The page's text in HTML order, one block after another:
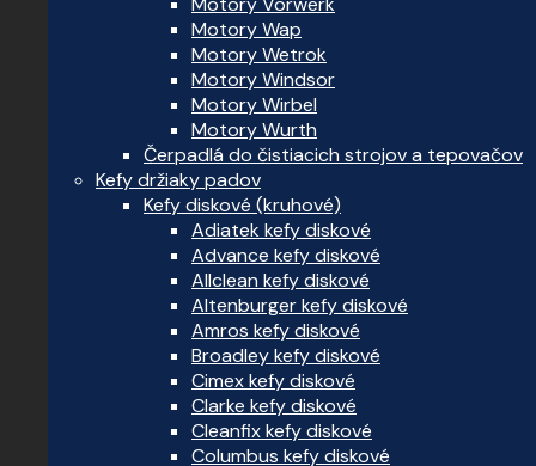
Motory Wap
Motory Wetrok
Motory Windsor
Motory Wirbel
Motory Wurth
Čerpadlá do čistiacich strojov a tepovačov
Kefy držiaky padov
Kefy diskové (kruhové)
Adiatek kefy diskové
Advance kefy diskové
Allclean kefy diskové
Altenburger kefy diskové
Amros kefy diskové
Broadley kefy diskové
Cimex kefy diskové
Clarke kefy diskové
Cleanfix kefy diskové
Columbus kefy diskové